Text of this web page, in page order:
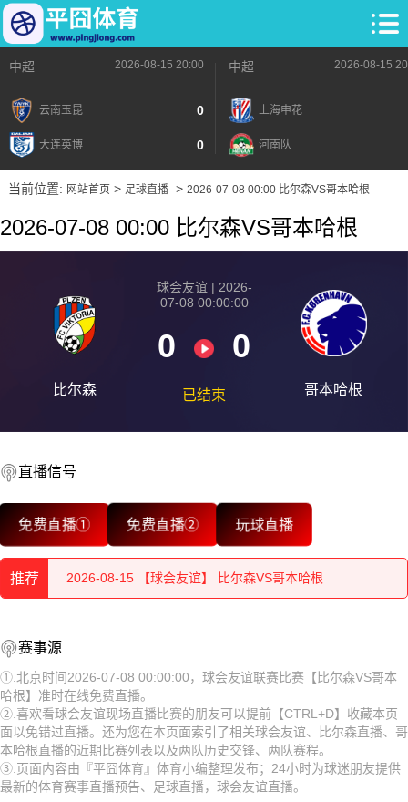
中超 2026-08-15 20:00
云南玉昆 0
大连英博 0
中超 2026-08-15
上海申花
河南队
当前位置: 网站首页> 足球直播> 2026-07-08 00:00 比尔森VS哥本哈根
2026-07-08 00:00 比尔森VS哥本哈根
比尔森
球会友谊 | 2026-
07-08 00:00:00
0 0
已结束 哥本哈根
直播信号
免费直播① 免费直播② 玩球直播
推荐
2026-08-15 【球会友谊】 比尔森VS哥本哈根
2026-08-15 【球会友谊】 比尔森VS哥本哈根
2026-08-15 【球会友谊】 比尔森VS哥本哈根
2026-08-15 【球会友谊】 比尔森VS哥本哈根
2026-08-15 【球会友谊】 比尔森VS哥本哈根
2026-08-15 【球会友谊】 比尔森VS哥本哈根
2026-08-15 【球会友谊】 比尔森VS哥本哈根
2026-08-15 【球会友谊】 比尔森VS哥本哈根
2026-08-15 【球会友谊】 比尔森VS哥本哈根
2026-08-15 【球会友谊】 比尔森VS哥本哈根
2026-08-15 【球会友谊】 比尔森VS哥本哈根
赛事源
①.北京时间2026-07-08 00:00:00，球会友谊联赛比赛【比尔森VS哥本
哈根】准时在线免费直播。
②.喜欢看球会友谊现场直播比赛的朋友可以提前【CTRL+D】收藏本页
面以免错过直播。还为您在本页面索引了相关球会友谊、比尔森直播、哥
本哈根直播的近期比赛列表以及两队历史交锋、两队赛程。
③.页面内容由『平囧体育』体育小编整理发布；24小时为球迷朋友提供
最新的体育赛事直播预告、足球直播，球会友谊直播。